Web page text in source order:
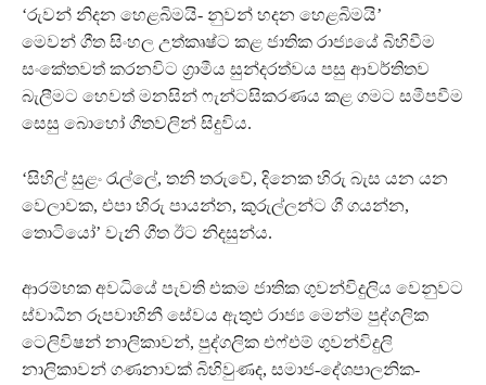
‘රුවන් නිදන හෙළබිමයි- නුවන් හදන හෙළබිමයි’
මෙවන් ගීත සිංහල උත්කෘෂ්ට කළ ජාතික රාජ්‍යයේ බිහිවීම
සංකේතවත් කරනවිට ග‍්‍රාමීය සුන්දරත්වය පසු ආවර්තිතව
බැලීමට හෙවත් මනසින් ෆැන්ටසිකරණය කළ ගමට සමීපවීම
සෙසු බොහෝ ගීතවලින් සිදුවිය.
‘සිහිල් සුළං රැල්ලේ, තනි තරුවේ, දිනෙක හිරු බැස යන යන
වෙලාවක, එපා හිරු පායන්න, කුරුල්ලන්ට ගී ගයන්න,
තොටියෝ’ වැනි ගීත ඊට නිදසුන්ය.
ආරම්භක අවධියේ පැවති එකම ජාතික ගුවන්විදුලිය වෙනුවට
ස්වාධීන රූපවාහිනී සේවය ඇතුළු රාජ්‍ය මෙන්ම පුද්ගලික
ටෙලිවිෂන් නාලිකාවන්, පුද්ගලික එෆ්එම් ගුවන්විදුලි
නාලිකාවන් ගණනාවක් බිහිවුණද, සමාජ-දේශපාලනික-